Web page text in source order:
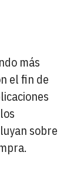
más
el fin de
sobre